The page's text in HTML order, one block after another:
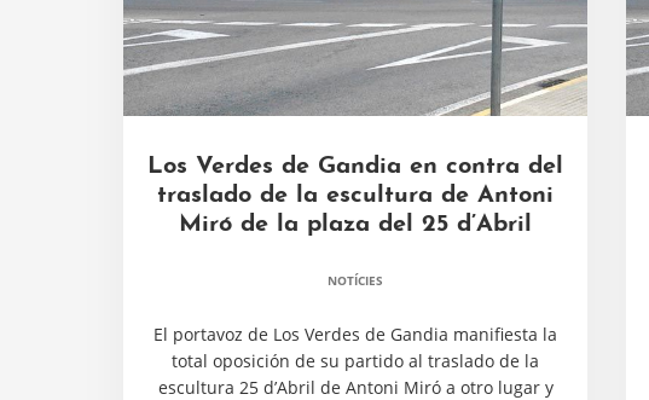
Los Verdes de Gandia en contra del
traslado de la escultura de Antoni
Miró de la plaza del 25 d’Abril
NOTÍCIES
El portavoz de Los Verdes de Gandia manifiesta la
total oposición de su partido al traslado de la
escultura 25 d’Abril de Antoni Miró a otro lugar y